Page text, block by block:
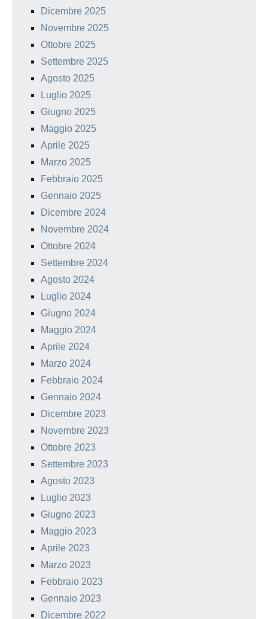
Dicembre 2025
Novembre 2025
Ottobre 2025
Settembre 2025
Agosto 2025
Luglio 2025
Giugno 2025
Maggio 2025
Aprile 2025
Marzo 2025
Febbraio 2025
Gennaio 2025
Dicembre 2024
Novembre 2024
Ottobre 2024
Settembre 2024
Agosto 2024
Luglio 2024
Giugno 2024
Maggio 2024
Aprile 2024
Marzo 2024
Febbraio 2024
Gennaio 2024
Dicembre 2023
Novembre 2023
Ottobre 2023
Settembre 2023
Agosto 2023
Luglio 2023
Giugno 2023
Maggio 2023
Aprile 2023
Marzo 2023
Febbraio 2023
Gennaio 2023
Dicembre 2022